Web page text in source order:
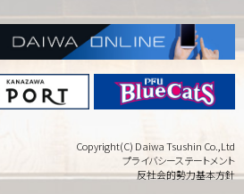
Copyright(C) Daiwa Tsushin Co.,Ltd
プライバシーステートメント
反社会的勢力基本方針